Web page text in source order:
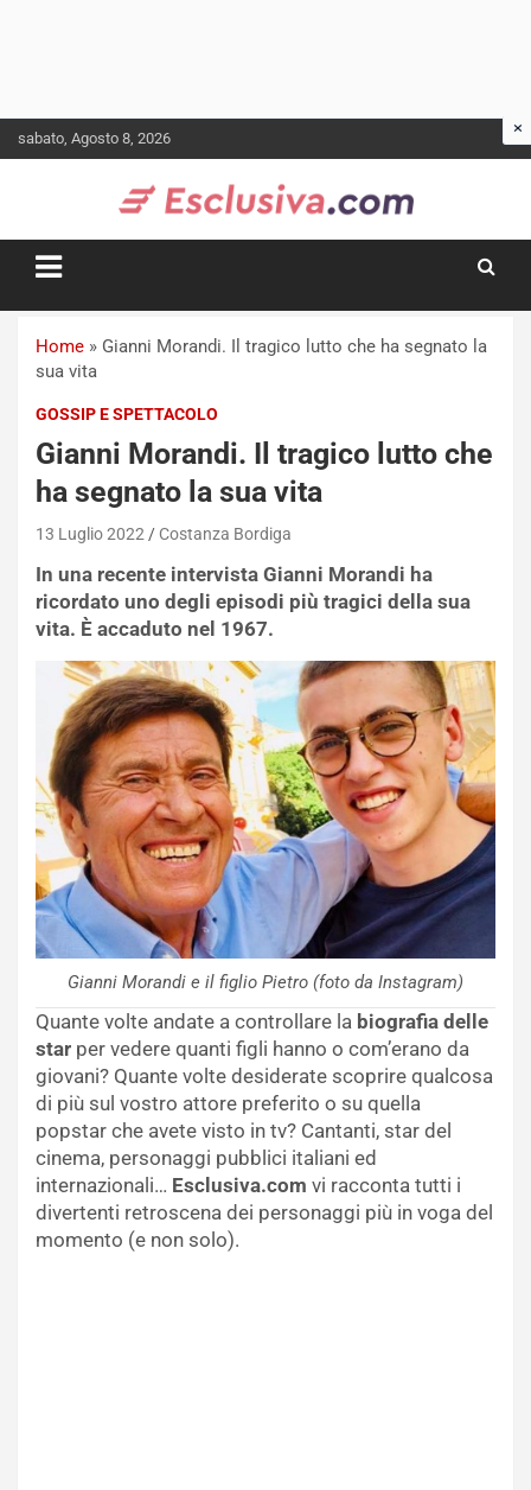
to
sabato, Agosto 8, 2026
Home » Gianni Morandi. Il tragico lutto che ha segnato la
sua vita
GOSSIP E SPETTACOLO
Gianni Morandi. Il tragico lutto che
ha segnato la sua vita
13 Luglio 2022 Costanza Bordiga
In una recente intervista Gianni Morandi ha
ricordato uno degli episodi più tragici della sua
vita. È accaduto nel 1967.
Gianni Morandi e il figlio Pietro (foto da Instagram)
Quante volte andate a controllare la biografia delle
star per vedere quanti figli hanno o com’erano da
giovani? Quante volte desiderate scoprire qualcosa
di più sul vostro attore preferito o su quella
popstar che avete visto in tv? Cantanti, star del
cinema, personaggi pubblici italiani ed
internazionali… Esclusiva.com vi racconta tutti i
divertenti retroscena dei personaggi più in voga del
momento (e non solo).